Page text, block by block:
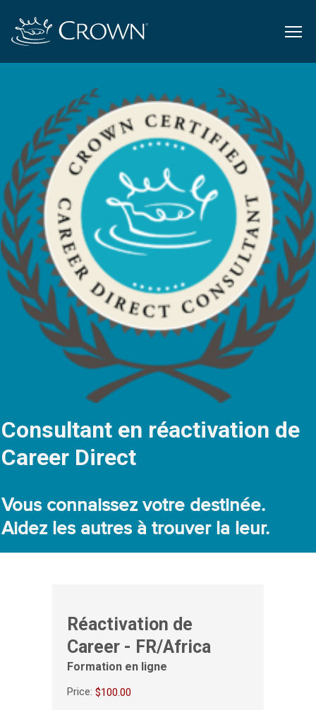
Consultant en réactivation de
Career Direct
Vous connaissez votre destinée.
Aidez les autres à trouver la leur.
Réactivation de
Career - FR/Africa
Formation en ligne
Price: